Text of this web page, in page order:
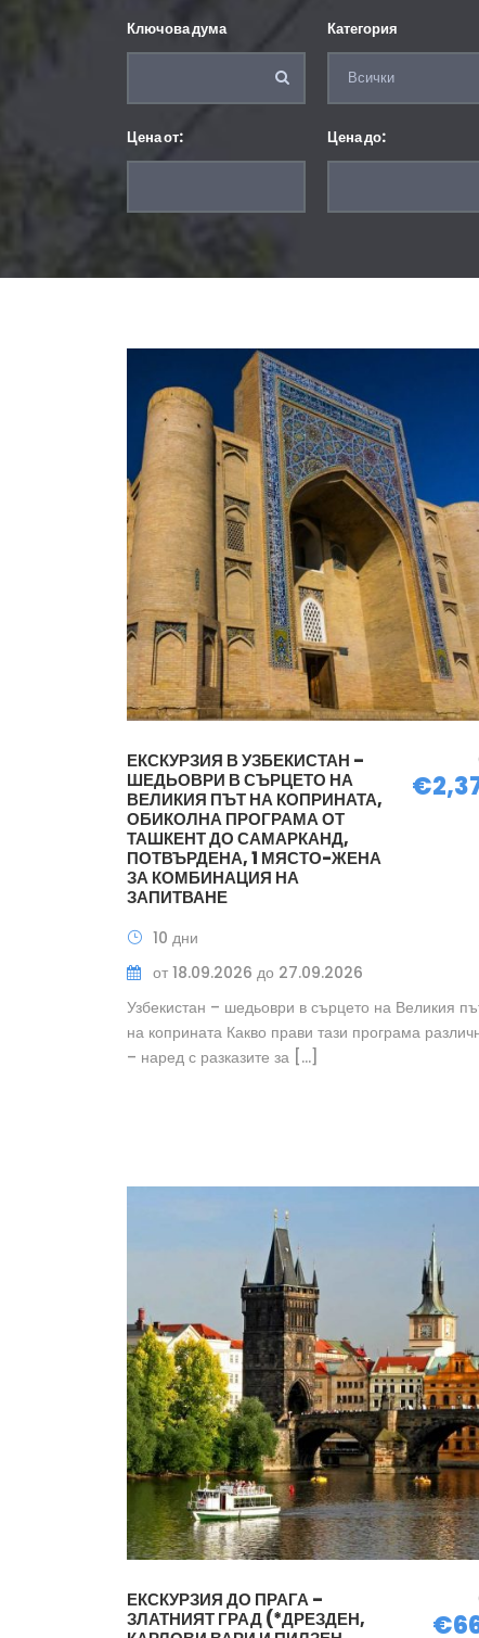
Ключова дума Категория
Цена от: Цена до:
ЕКСКУРЗИЯ В УЗБЕКИСТАН –
ШЕДЬОВРИ В СЪРЦЕТО НА
ВЕЛИКИЯ ПЪТ НА КОПРИНАТА,
ОБИКОЛНА ПРОГРАМА ОТ
ТАШКЕНТ ДО САМАРКАНД,
ПОТВЪРДЕНА, 1 МЯСТО-ЖЕНА
ЗА КОМБИНАЦИЯ НА
ЗАПИТВАНЕ
10 дни
от 18.09.2026 до 27.09.2026
Узбекистан – шедьоври в сърцето на Великия
на коприната Какво прави тази програма
– наред с разказите за […]
ЕКСКУРЗИЯ ДО ПРАГА –
ЗЛАТНИЯТ ГРАД (*ДРЕЗДЕН,